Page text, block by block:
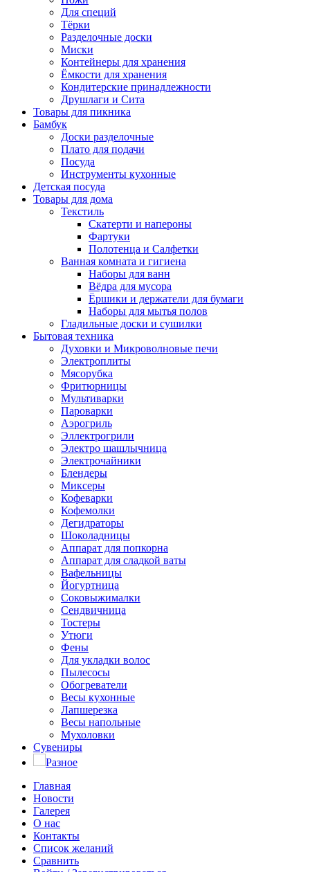
Для специй
Тёрки
Разделочные доски
Миски
Контейнеры для хранения
Ёмкости для хранения
Кондитерские принадлежности
Друшлаги и Сита
Товары для пикника
Бамбук
Доски разделочные
Плато для подачи
Посуда
Инструменты кухонные
Детская посуда
Товары для дома
Текстиль
Скатерти и напероны
Фартуки
Полотенца и Салфетки
Ванная комната и гигиена
Наборы для ванн
Вёдра для мусора
Ёршики и держатели для бумаги
Наборы для мытья полов
Гладильные доски и сушилки
Бытовая техника
Духовки и Микроволновые печи
Электроплиты
Мясорубка
Фритюрницы
Мультиварки
Пароварки
Аэрогриль
Эллектрогрили
Электро шашлычница
Электрочайники
Блендеры
Миксеры
Кофеварки
Кофемолки
Дегидраторы
Шоколадницы
Аппарат для попкорна
Аппарат для сладкой ваты
Вафельницы
Йогуртница
Соковыжималки
Сендвичница
Тостеры
Утюги
Фены
Для укладки волос
Пылесосы
Обогреватели
Весы кухонные
Лапшерезка
Весы напольные
Мухоловки
Сувениры
Разное
Главная
Новости
Галерея
О нас
Контакты
Список желаний
Сравнить